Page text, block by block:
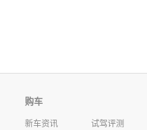
购车
新车资讯
试驾评测